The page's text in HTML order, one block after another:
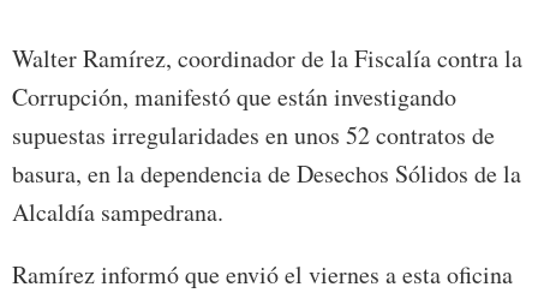
Walter Ramírez, coordinador de la Fiscalía contra la
Corrupción, manifestó que están investigando
supuestas irregularidades en unos 52 contratos de
basura, en la dependencia de Desechos Sólidos de la
Alcaldía sampedrana.
Ramírez informó que envió el viernes a esta oficina